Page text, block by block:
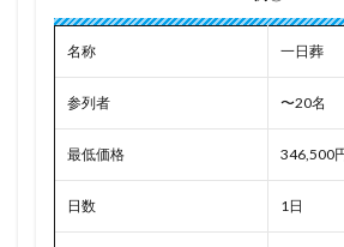
名称 一日葬
参列者 〜20名
最低価格 346,500
日数 1日